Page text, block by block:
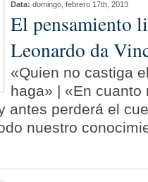
Data: domingo, febrero 17th, 2013
El pensamiento
Leonardo da
«Quien no castiga
haga» | «En
antes perderá el
nuestro